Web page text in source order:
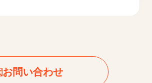
お問い合わせ